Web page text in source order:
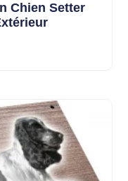
Chien Setter